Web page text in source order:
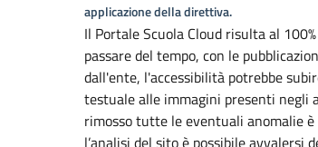
applicazione della direttiva.
Il Portale Scuola Cloud risulta al
passare del tempo, con le
dall'ente, l'accessibilità potrebbe
testuale alle immagini presenti negli
rimosso tutte le eventuali anomalie è
l’analisi del sito è possibile